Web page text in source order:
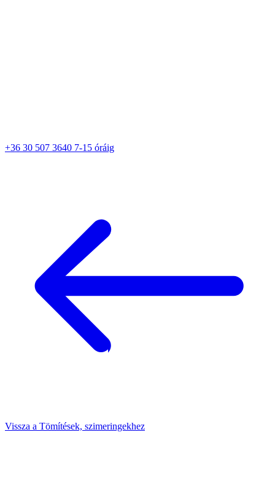
+36 30 507 3640 7-15 óráig
Vissza a Tömítések, szimeringekhez